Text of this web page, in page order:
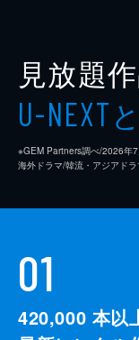
見放題
U-NEXT
※GEM Partners調べ/2026年
海外ドラマ/韓流・アジアド
01
420,000 本以